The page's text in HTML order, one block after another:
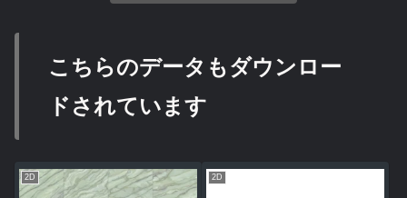
こちらのデータもダウンロー
ドされています
2D 2D